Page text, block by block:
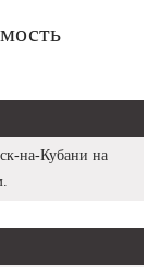
на-Кубани на